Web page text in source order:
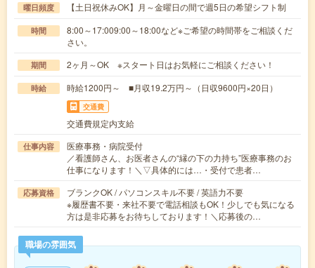
曜日頻度 【土日祝休みOK】月～金曜日の間で週5日の希望シフト制
時間
8:00～17:009:00～18:00など※ご希望の時間帯をご相談くだ
さい。
期間 2ヶ月～OK ※スタート日はお気軽にご相談ください！
時給 時給1200円～ ■月収19.2万円～（日収9600円×20日）
交通費
交通費規定内支給
仕事内容
医療事務・病院受付
／看護師さん、お医者さんの“縁の下の力持ち”医療事務のお
仕事になります！＼▽具体的には…・受付で患者…
応募資格
ブランクOK / パソコンスキル不要 / 英語力不要
※履歴書不要・来社不要で電話相談もOK！少しでも気になる
方は是非応募をお待ちしております！＼応募後の…
職場の雰囲気